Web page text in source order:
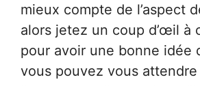
mieux compte de l’aspect
alors jetez un coup d’œil à
pour avoir une bonne idée
vous pouvez vous attendre